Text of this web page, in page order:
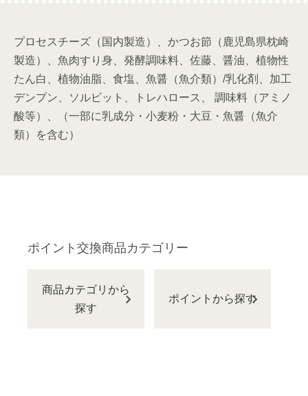
プロセスチーズ（国内製造）、かつお節（鹿児島県枕崎
製造）、魚肉すり身、発酵調味料、佐藤、醤油、植物性
たん白、植物油脂、食塩、魚醤（魚介類）/乳化剤、加工
デンプン、ソルビット、トレハロース、 調味料（アミノ
酸等）、（一部に乳成分・小麦粉・大豆・魚醤（魚介
類）を含む）
ポイント交換商品カテゴリー
商品カテゴリから
探す
ポイントから探す